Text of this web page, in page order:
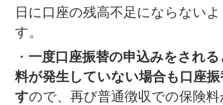
日に口座の残高不足にならない
す。
・ 一度口座振替の申込みをされ
料が発生していない場合も口座
すので、再び普通徴収での保険